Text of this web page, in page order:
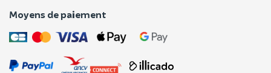
Moyens de paiement